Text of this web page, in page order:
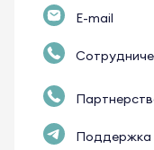
E-mail
Поддержка